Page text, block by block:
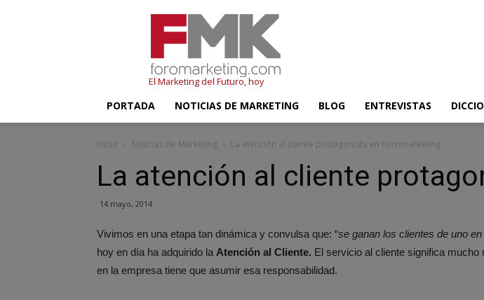
El Marketing del Futuro, hoy
PORTADA NOTICIAS DE MARKETING BLOG ENTREVISTAS
Inicio Noticias de Marketing La atención al cliente protagonista en Foromarketing
La atención al cliente
14 mayo, 2014
Vivimos en una etapa tan dinámica y convulsa que: “se ganan los clientes de uno
hoy en día ha adquirido la Atención al Cliente. El servicio al cliente significa
en la empresa tiene que asumir esa responsabilidad.